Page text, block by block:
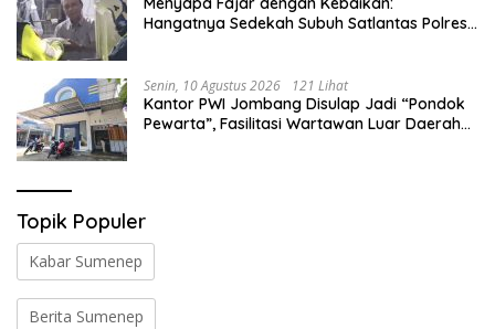
Hangatnya Sedekah Subuh Satlantas Polres
Senin, 10 Agustus 2026 121 Lihat
Kantor PWI Jombang Disulap Jadi “Pondok
Pewarta”, Fasilitasi Wartawan Luar Daerah
Topik Populer
Kabar Sumenep
Berita Sumenep